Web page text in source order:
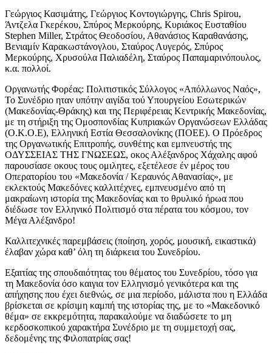
Γεώργιος Κασιμάτης, Γεώργιος Κοντογιώργης, Chris Spirou,
Άντζελα Γκερέκου, Σπύρος Μερκούρης, Κυριάκος Ευσταθίου
Stephen Miller, Στράτος Θεοδοσίου, Αθανάσιος Καραθανάσης,
Βενιαμίν Καρακωστάνογλου, Σταύρος Λυγερός, Σπύρος
Μερκούρης, Χρυσούλα Παλιαδέλη, Σταύρος Παπαμαρινόπουλος,
κ.α. πολλοί.
Οργανωτής Φορέας: Πολιτιστικός Σύλλογος «Απόλλωνος Ναός»,
Το Συνέδριο ηταν υπότην αιγίδα τού Υπουργείου Εσωτερικών
(Μακεδονίας-Θράκης) και της Περιφέρειας Κεντρικής Μακεδονίας,
με τη στήριξη της Ομοσπονδίας Κυπριακών Οργανώσεων Ελλάδας
(Ο.Κ.Ο.Ε), Ελληνική Εστία Θεσσαλονίκης (ΠΟΕΕ). Ο Πρόεδρος
της Οργανωτικής Επιτροπής, συνθέτης και εμπνευστής της
ΟΔΥΣΣΕΙΑΣ ΤΗΣ ΓΝΩΣΕΩΣ, οκος Αλέξανδρος Χάχαλης αφού
παρουσίασε οκους τους ομιλητες, εξετέλεσε έν μέρος του
Οπερατορίου του «Μακεδονία / Κεραυνός Αθανασίας», με
εκλεκτούς Μακεδόνες καλλιτέχνες, εμπνευσμένο από τη
μακραίωνη ιστορία της Μακεδονίας και το θρυλικό ήρωα που
διέδωσε τον Ελληνικό Πολιτισμό στα πέρατα του κόσμου, τον
Μέγα Αλέξανδρο!
Καλλιτεχνικές παρεμβάσεις (ποίηση, χορός, μουσική, εικαστικά)
έλαβαν χώρα καθ’ όλη τη διάρκεια του Συνεδρίου.
Εξαιτίας της σπουδαιότητας του θέματος του Συνεδρίου, τόσο για
τη Μακεδονία όσο καιγια τον Ελληνισμό γενικότερα και της
απήχησης που έχει διεθνώς, σε μια περίοδο, μάλιστα που η Ελλάδα
βρίσκεται σε κρίσιμη καμπή της ιστορίας της, με το «Μακεδονικό
θέμα» σε εκκρεμότητα, παρακαλούμε να διαδώσετε το μη
κερδοσκοπικού χαρακτήρα Συνέδριο με τη συμμετοχή σας,
δεδομένης της Φιλοπατρίας σας!